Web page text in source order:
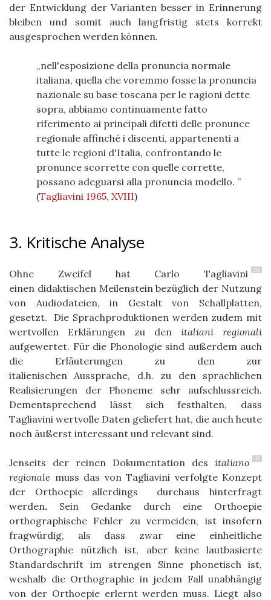
der Entwicklung der Varianten besser in Erinnerung
bleiben und somit auch langfristig stets korrekt
ausgesprochen werden können.
nell'esposizione della pronuncia normale
italiana, quella che voremmo fosse la pronuncia
nazionale su base toscana per le ragioni dette
sopra, abbiamo continuamente fatto
riferimento ai principali difetti delle pronunce
regionale affinché i discenti, appartenenti a
tutte le regioni d'Italia, confrontando le
pronunce scorrette con quelle corrette,
possano adeguarsi alla pronuncia modello.
(Tagliavini 1965, XVIII)
3. Kritische Analyse
16
Ohne Zweifel hat Carlo Tagliavini
einen didaktischen Meilenstein bezüglich der Nutzung
von Audiodateien, in Gestalt von Schallplatten,
gesetzt. Die Sprachproduktionen werden zudem mit
wertvollen Erklärungen zu den italiani regionali
aufgewertet. Für die Phonologie sind außerdem auch
die Erläuterungen zu den zur
italienischen Aussprache, d.h. zu den sprachlichen
Realisierungen der Phoneme sehr aufschlussreich.
Dementsprechend lässt sich festhalten, dass
Tagliavini wertvolle Daten geliefert hat, die auch heute
noch äußerst interessant und relevant sind.
17
Jenseits der reinen Dokumentation des italiano
regionale muss das von Tagliavini verfolgte Konzept
der Orthoepie allerdings
durchaus hinterfragt
werden. Sein Gedanke durch eine Orthoepie
orthographische Fehler zu vermeiden, ist insofern
fragwürdig, als dass zwar eine einheitliche
Orthographie nützlich ist, aber keine lautbasierte
Standardschrift im strengen Sinne phonetisch ist,
weshalb die Orthographie in jedem Fall unabhängig
von der Orthoepie erlernt werden muss. Liegt also